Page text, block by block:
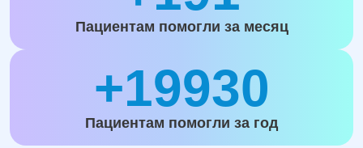
Пациентам помогли за месяц
+19930
Пациентам помогли за год